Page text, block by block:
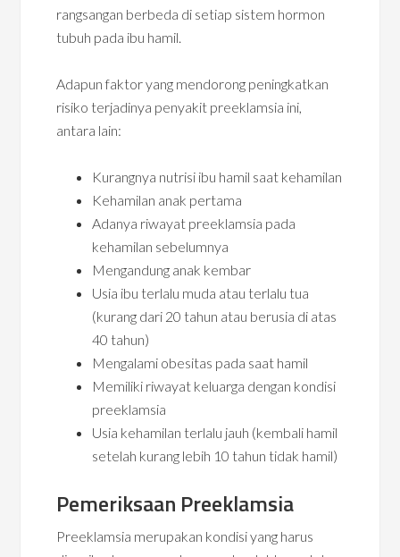
rangsangan berbeda di setiap sistem hormon
tubuh pada ibu hamil.
Adapun faktor yang mendorong peningkatkan
risiko terjadinya penyakit preeklamsia ini,
antara lain:
Kurangnya nutrisi ibu hamil saat kehamilan
Kehamilan anak pertama
Adanya riwayat preeklamsia pada
kehamilan sebelumnya
Mengandung anak kembar
Usia ibu terlalu muda atau terlalu tua
(kurang dari 20 tahun atau berusia di atas
40 tahun)
Mengalami obesitas pada saat hamil
Memiliki riwayat keluarga dengan kondisi
preeklamsia
Usia kehamilan terlalu jauh (kembali hamil
setelah kurang lebih 10 tahun tidak hamil)
Pemeriksaan Preeklamsia
Preeklamsia merupakan kondisi yang harus